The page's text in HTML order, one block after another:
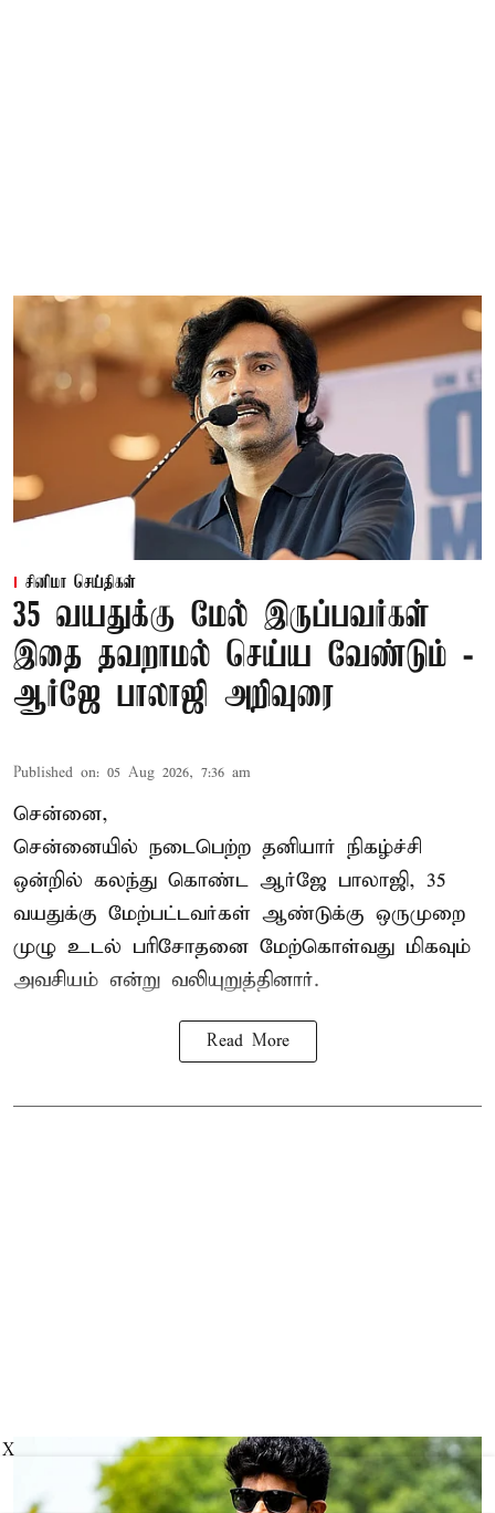
சினிமா செய்திகள்
35 வயதுக்கு மேல் இருப்பவர்கள்
இதை தவறாமல் செய்ய வேண்டும் -
ஆர்ஜே பாலாஜி அறிவுரை
Published on: 05 Aug 2026, 7:36 am
சென்னை,
சென்னையில் நடைபெற்ற தனியார் நிகழ்ச்சி
ஒன்றில் கலந்து கொண்ட ஆர்ஜே பாலாஜி, 35
வயதுக்கு மேற்பட்டவர்கள் ஆண்டுக்கு ஒருமுறை
முழு உடல் பரிசோதனை மேற்கொள்வது மிகவும்
அவசியம் என்று வலியுறுத்தினார்.
Read More
X